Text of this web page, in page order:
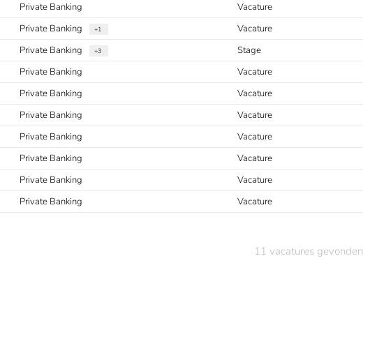
Private Banking
Vacature
Private Banking +1
Vacature
Private Banking +3
Stage
Private Banking
Vacature
Private Banking
Vacature
Private Banking
Vacature
Private Banking
Vacature
Private Banking
Vacature
Private Banking
Vacature
Private Banking Vacature
11 vacatures gevonden